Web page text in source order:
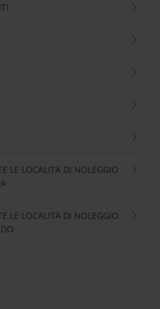
LE LOCALITÀ DI NOLEGGIO
LE LOCALITÀ DI NOLEGGIO